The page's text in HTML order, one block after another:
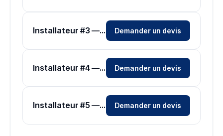
Installateur #3 — Zone Dordogne Demander un devis
Installateur #4 — Zone Dordogne Demander un devis
Installateur #5 — Zone Dordogne Demander un devis